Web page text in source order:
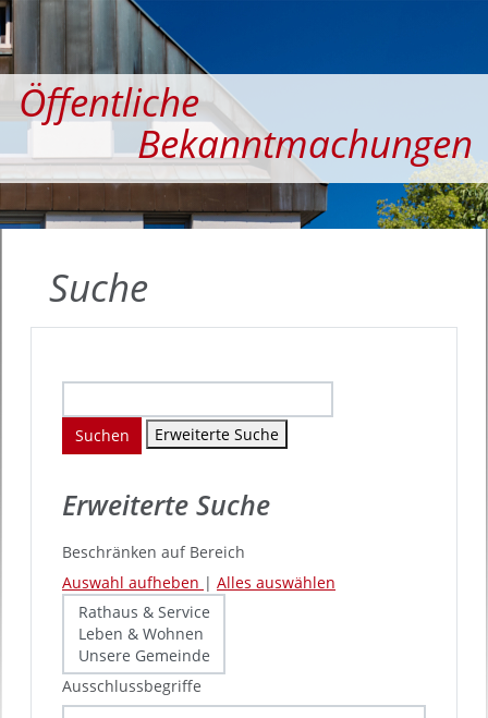
Öffentliche
Bekanntmachungen
Suche
Suchen Erweiterte Suche
Erweiterte Suche
Beschränken auf Bereich
Auswahl aufheben | Alles auswählen
Ausschlussbegriffe